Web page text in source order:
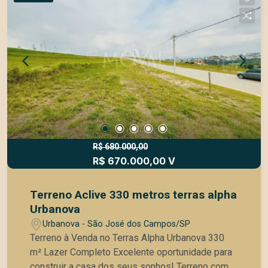
completo, segurança e infraestrutura de
de vida, sofisticação e um ambiente seguro para
toda a família. Destaques: Terreno com 450 m²
Topografia em declive Vista privilegiada para a
montanha Condomínio fechado de alto padrão
Lazer completo Bairro Urbanova
R$ 680.000,00
R$ 670.000,00 V
Terreno Aclive 330 metros terras alpha
Urbanova
Urbanova - São José dos Campos/SP
Terreno à Venda no Terras Alpha Urbanova 330
m² Lazer Completo Excelente oportunidade para